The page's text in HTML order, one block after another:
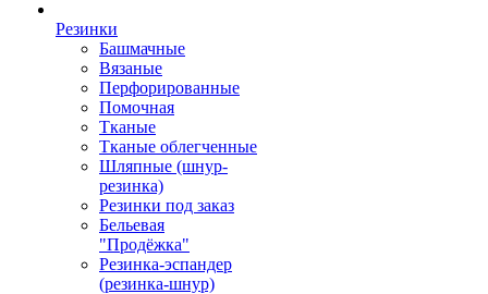
Резинки
Башмачные
Вязаные
Перфорированные
Помочная
Тканые
Тканые облегченные
Шляпные (шнур-
резинка)
Резинки под заказ
Бельевая
"Продёжка"
Резинка-эспандер
(резинка-шнур)